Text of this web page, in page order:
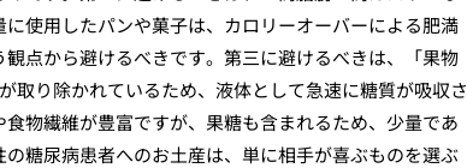
使用したパンや菓子は、カロリーオーバーによる肥満
点から避けるべきです。第三に避けるべきは、「果物
取り除かれているため、液体として急速に糖質が吸収さ
物繊維が豊富ですが、果糖も含まれるため、少量であ
糖尿病患者へのお土産は、単に相手が喜ぶものを選ぶ